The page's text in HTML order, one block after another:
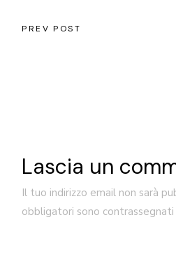
PREV POST
Lascia un
Il tuo indirizzo email non sarà
obbligatori sono